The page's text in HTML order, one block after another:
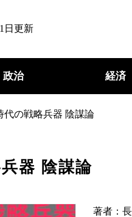
日更新
政治 経済
代の戦略兵器 陰謀論
器 陰謀論
著者：